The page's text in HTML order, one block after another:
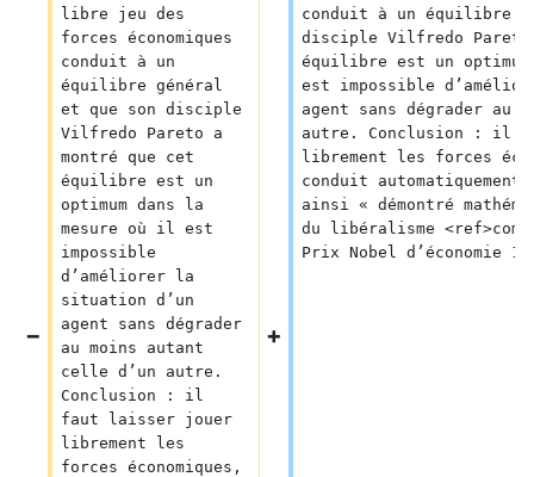
libre jeu des
forces économiques
conduit à un
équilibre général
et que son disciple
Vilfredo Pareto a
montré que cet
équilibre est un
optimum dans la
mesure où il est
impossible
d’améliorer la
situation d’un
agent sans dégrader
au moins autant
celle d’un autre.
Conclusion : il
faut laisser jouer
librement les
forces économiques,
conduit à un équilibre
disciple Vilfredo
équilibre est un
est impossible
agent sans dégrader au
autre. Conclusion : il
librement les forces
conduit
ainsi « démontré
du libéralisme
Prix Nobel d’économie